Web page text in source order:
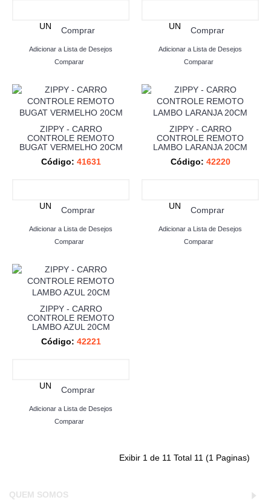
UN Comprar
Adicionar a Lista de Desejos
Comparar
UN Comprar
Adicionar a Lista de Desejos
Comparar
ZIPPY - CARRO
CONTROLE REMOTO
BUGAT VERMELHO 20CM
Código: 41631
UN Comprar
Adicionar a Lista de Desejos
Comparar
ZIPPY - CARRO
CONTROLE REMOTO
LAMBO LARANJA 20CM
Código: 42220
UN Comprar
Adicionar a Lista de Desejos
Comparar
ZIPPY - CARRO
CONTROLE REMOTO
LAMBO AZUL 20CM
Código: 42221
UN Comprar
Adicionar a Lista de Desejos
Comparar
Exibir 1 de 11 Total 11 (1 Paginas)
QUEM SOMOS